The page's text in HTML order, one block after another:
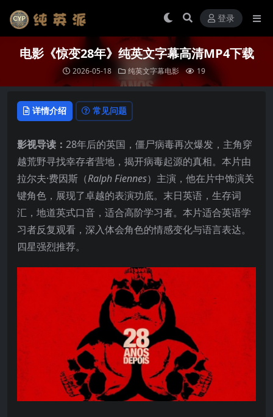
登录
电影《惊变28年》纯英文字幕高清MP4下载
2026-05-18 纯英文字幕电影 19
详情介绍 常见问题
影视导读： 28年后的英国，僵尸病毒再次爆发，主角穿
越荒野寻找幸存者营地，揭开病毒起源的真相。本片由
拉尔夫·费因斯（Ralph Fiennes）主演，他在片中饰演关
键角色，展现了卓越的表演功底。末日英语，生存词
汇，地道英式口音，适合高阶学习者。本片适合英语学
习者反复观看，深入体会角色的情感变化与语言表达。
四星强烈推荐。